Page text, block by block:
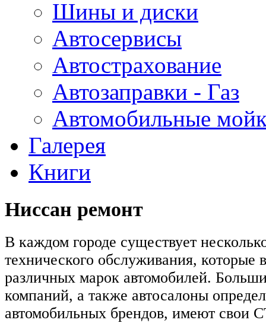
Шины и диски
Автосервисы
Автострахование
Автозаправки - Газ
Автомобильные
Галерея
Книги
Ниссан ремонт
В каждом городе существует
технического обслуживания, которые
различных марок автомобилей.
компаний, а также автосалоны
автомобильных брендов, имеют свои